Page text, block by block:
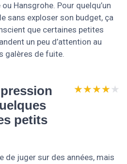
Hansgrohe. Pour quelqu’un
sans exploser son budget, ça
que certaines petites
un peu d’attention au
galères de fuite.
petits
★★★★★
★★★★★
de juger sur des années, mais